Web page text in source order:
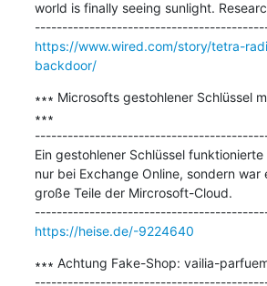
world is finally seeing sunlight.
https://www.wired.com/story/tetra-
backdoor/
∗∗∗ Microsofts gestohlener Schlüssel
∗∗∗
Ein gestohlener Schlüssel
nur bei Exchange Online, sondern
große Teile der Mircrosoft-Cloud.
https://heise.de/-9224640
∗∗∗ Achtung Fake-Shop: vailia-